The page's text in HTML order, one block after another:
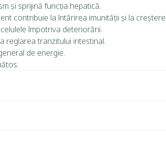
și sprijină funcția hepatică.
contribuie la întărirea imunității și la
împotriva deteriorării.
reglarea tranzitului intestinal.
de energie.